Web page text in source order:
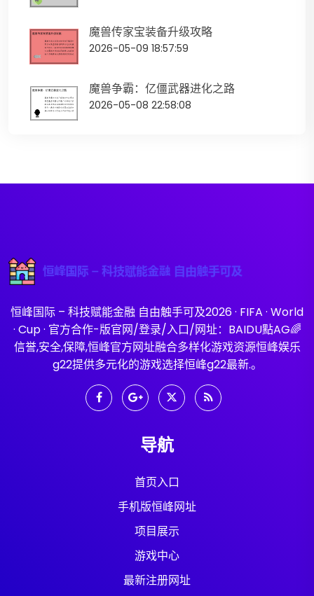
魔兽传家宝装备升级攻略
2026-05-09 18:57:59
魔兽争霸：亿僵武器进化之路
2026-05-08 22:58:08
恒峰国际 – 科技赋能金融 自由触手可及2026 · FIFA · World
· Cup · 官方合作-版官网/登录/入口/网址：BAIDU點AG🌈
信誉,安全,保障,恒峰官方网址融合多样化游戏资源恒峰娱乐
g22提供多元化的游戏选择恒峰g22最新.。
导航
首页入口
手机版恒峰网址
项目展示
游戏中心
最新注册网址